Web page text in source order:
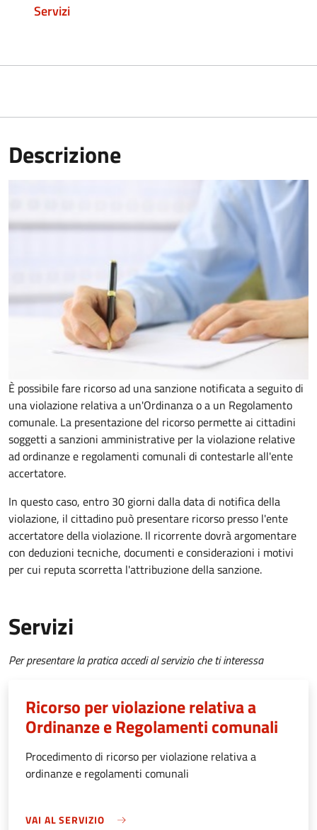
Servizi
Descrizione
È possibile fare ricorso ad una sanzione notificata a seguito di
una violazione relativa a un'Ordinanza o a un Regolamento
comunale. La presentazione del ricorso permette ai cittadini
soggetti a sanzioni amministrative per la violazione relative
ad ordinanze e regolamenti comunali di contestarle all'ente
accertatore.
In questo caso, entro 30 giorni dalla data di notifica della
violazione, il cittadino può presentare ricorso presso l'ente
accertatore della violazione. Il ricorrente dovrà argomentare
con deduzioni tecniche, documenti e considerazioni i motivi
per cui reputa scorretta l'attribuzione della sanzione.
Servizi
Per presentare la pratica accedi al servizio che ti interessa
Ricorso per violazione relativa a
Ordinanze e Regolamenti comunali
Procedimento di ricorso per violazione relativa a
ordinanze e regolamenti comunali
VAI AL SERVIZIO